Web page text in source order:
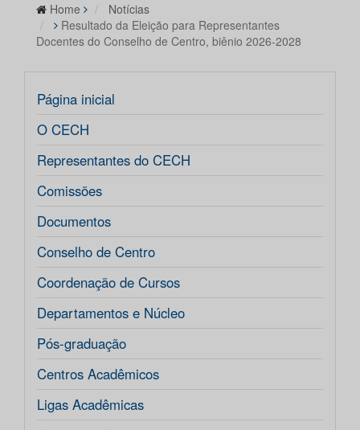
Home
Notícias
Resultado da Eleição para Representantes
Docentes do Conselho de Centro, biênio 2026-2028
Página inicial
O CECH
Representantes do CECH
Comissões
Documentos
Conselho de Centro
Coordenação de Cursos
Departamentos e Núcleo
Pós-graduação
Centros Acadêmicos
Ligas Acadêmicas